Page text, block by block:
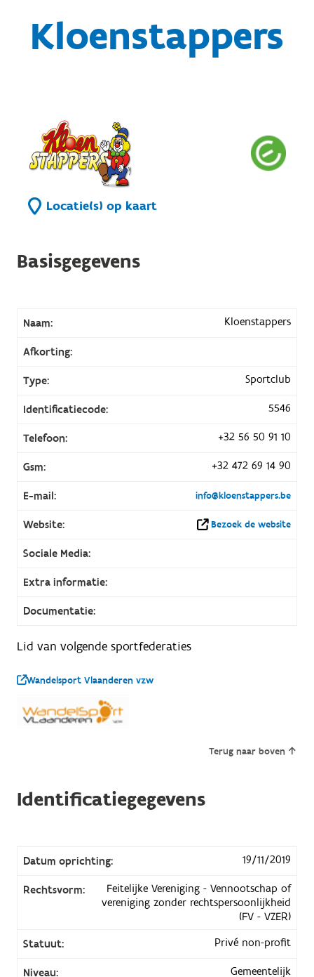
Kloenstappers
Locatie(s) op kaart
Basisgegevens
Naam: Kloenstappers
Afkorting:
Type: Sportclub
Identificatiecode: 5546
Telefoon: +32 56 50 91 10
Gsm: +32 472 69 14 90
E-mail: info@kloenstappers.be
Website: Bezoek de website
Sociale Media:
Extra informatie:
Documentatie:
Lid van volgende sportfederaties
Wandelsport Vlaanderen vzw
Terug naar boven
Identificatiegegevens
Datum oprichting: 19/11/2019
Rechtsvorm:
Feitelijke Vereniging - Vennootschap of
vereniging zonder rechtspersoonlijkheid
(FV - VZER)
Statuut:
Privé non-profit
Niveau: Gemeentelijk